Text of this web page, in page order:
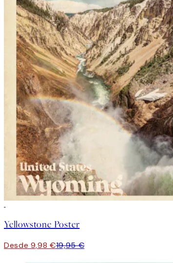
Yellowstone Poster
Desde 9,98 €19,95 €